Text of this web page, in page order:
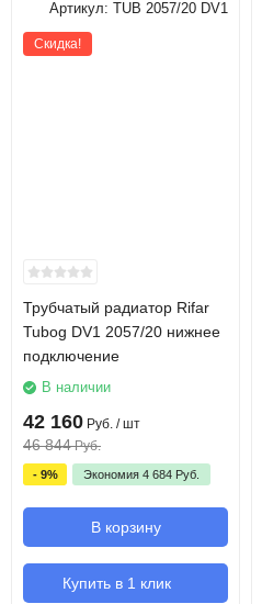
Артикул: TUB 2057/20 DV1
Скидка!
Трубчатый радиатор Rifar
Tubog DV1 2057/20 нижнее
подключение
В наличии
42 160 Руб. / шт
46 844 Руб.
- 9% Экономия 4 684 Руб.
В корзину
Купить в 1 клик